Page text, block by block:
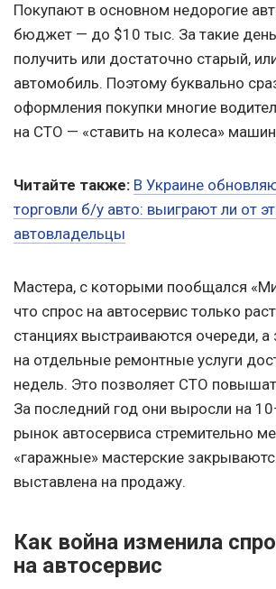
Покупают в основном недорогие
бюджет — до $10 тыс. За такие
получить или достаточно старый,
автомобиль. Поэтому буквально
оформления покупки многие
на СТО — «ставить на колеса»
Читайте также: В Украине
торговли б/у авто: выиграют ли от
автовладельцы
Мастера, с которыми пообщался
что спрос на автосервис только
станциях выстраиваются очереди, а
на отдельные ремонтные услуги
недель. Это позволяет СТО
За последний год они выросли на
рынок автосервиса стремительно
«гаражные» мастерские
выставлена на продажу.
Как война изменила
на автосервис